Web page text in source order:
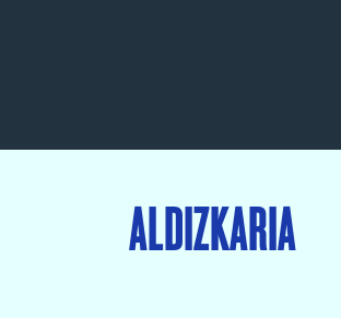
ALDIZKARIA